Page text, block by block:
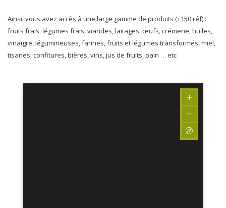
Ainsi, vous avez accès à une large gamme de produits (+150 réf) :
fruits frais, légumes frais, viandes, laitages, œufs, crémerie, huiles,
vinaigre, légumineuses, farines, fruits et légumes transformés, miel,
tisanes, confitures, bières, vins, jus de fruits, pain … etc